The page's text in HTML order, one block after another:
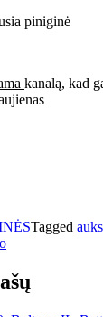
kanalą, kad
Tagged